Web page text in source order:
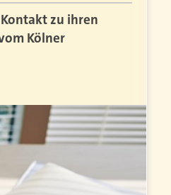
zu ihren
Kölner